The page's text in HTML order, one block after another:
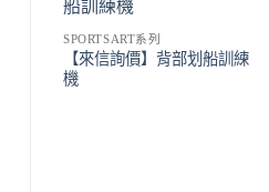
SPORTSART系列
【來信詢價】背部划船訓練
機